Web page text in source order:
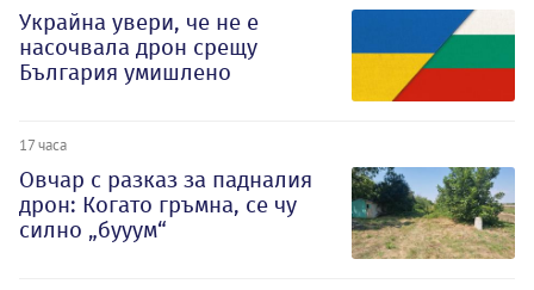
Украйна увери, че не е
насочвала дрон срещу
България умишлено
17 часа
Овчар с разказ за падналия
дрон: Когато гръмна, се чу
силно „бууум“